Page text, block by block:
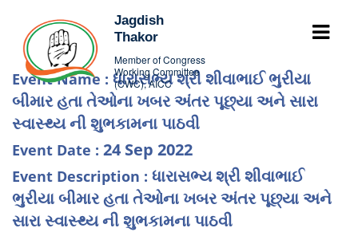
Jagdish
Thakor
Member of Congress
Working Committee
(CWC), AICC
Event Name : ધારાસભ્ય શ્રી શીવાભાઈ ભુરીયા
બીમાર હતા તેઓના ખબર અંતર પૂછ્યા અને સારા
સ્વાસ્થ્ય ની શુભકામના પાઠવી
Event Date : 24 Sep 2022
Event Description : ધારાસભ્ય શ્રી શીવાભાઈ
ભુરીયા બીમાર હતા તેઓના ખબર અંતર પૂછ્યા અને
સારા સ્વાસ્થ્ય ની શુભકામના પાઠવી